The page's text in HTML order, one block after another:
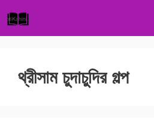
to
content
থ্রীসাম চুদাচুদির গল্প